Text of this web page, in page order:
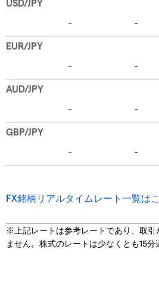
FX銘柄リアルタイムレート一覧は
※上記レートは参考レートであり、取引
ません。株式のレートは少なくとも15分